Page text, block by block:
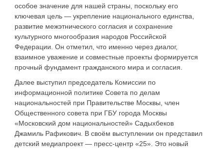
особое значение для нашей страны, поскольку его
ключевая цель — укрепление национального единства,
развитие межэтнического согласия и сохранение
культурного многообразия народов Российской
Федерации. Он отметил, что именно через диалог,
взаимное уважение и совместные проекты формируется
прочный фундамент гражданского мира и согласия.
Далее выступил председатель Комиссии по
информационной политике Совета по делам
национальностей при Правительстве Москвы, член
Общественного совета при ГБУ города Москвы
«Московский дом национальностей» Садыхбеков
Джамиль Рафикович. В своём выступлении он представил
детский медиапроект — пресс-центр «25». Это новый